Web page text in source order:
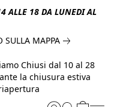
ALLE 18 DA LUNEDI AL
MAPPA
Chiusi dal 10 al 28
la chiusura estiva